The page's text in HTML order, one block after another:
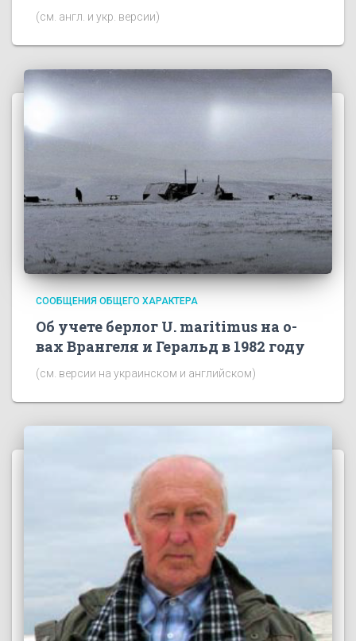
(см. англ. и укр. версии)
СООБЩЕНИЯ ОБЩЕГО ХАРАКТЕРА
Об учете берлог U. maritimus на о-
вах Врангеля и Геральд в 1982 году
(см. версии на украинском и английском)